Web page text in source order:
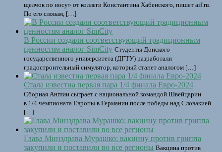
щелчок по носу» от коллеги Константина Хабенского, пишет aif.ru.
По его словам, […]
В России создали соответствующий традиционным
ценностям аналог SimCity Студенты Донского
государственного университета (ДГТУ) разработали
градостроительный симулятор, который станет аналогом […]
Стала известна первая пара 1/4 финала Евро-2024
Сборная Англии сыграет с национальной командой Швейцарии
в 1/4 чемпионата Европы в Германии после победы над Словакией
[…]
Глава Минздрава Мурашко: вакцину против гриппа
закупили и поставили во все регионы Вакцина против